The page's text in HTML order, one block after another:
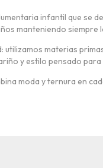
infantil que se
manteniendo siempre
utilizamos materias
y estilo pensado para
moda y ternura en